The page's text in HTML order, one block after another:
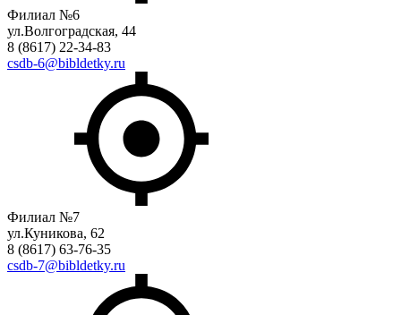
Филиал №6
ул.Волгоградская, 44
8 (8617) 22-34-83
csdb-6@bibldetky.ru
Филиал №7
ул.Куникова, 62
8 (8617) 63-76-35
csdb-7@bibldetky.ru